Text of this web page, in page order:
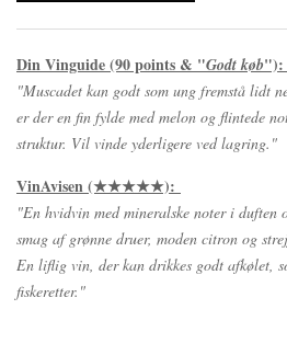
Din Vinguide (90 points & "Godt køb"):
"Muscadet kan godt som ung fremstå lidt
er der en fin fylde med melon og flintede
struktur. Vil vinde yderligere ved lagring."
VinAvisen (★★★★★):
"En hvidvin med mineralske noter i duften
smag af grønne druer, moden citron og
En liflig vin, der kan drikkes godt afkølet,
fiskeretter."